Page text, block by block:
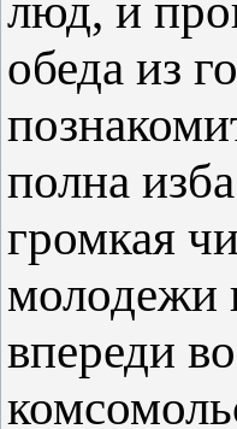
люд, и
обеда из
полна
громкая
молодежи
впереди